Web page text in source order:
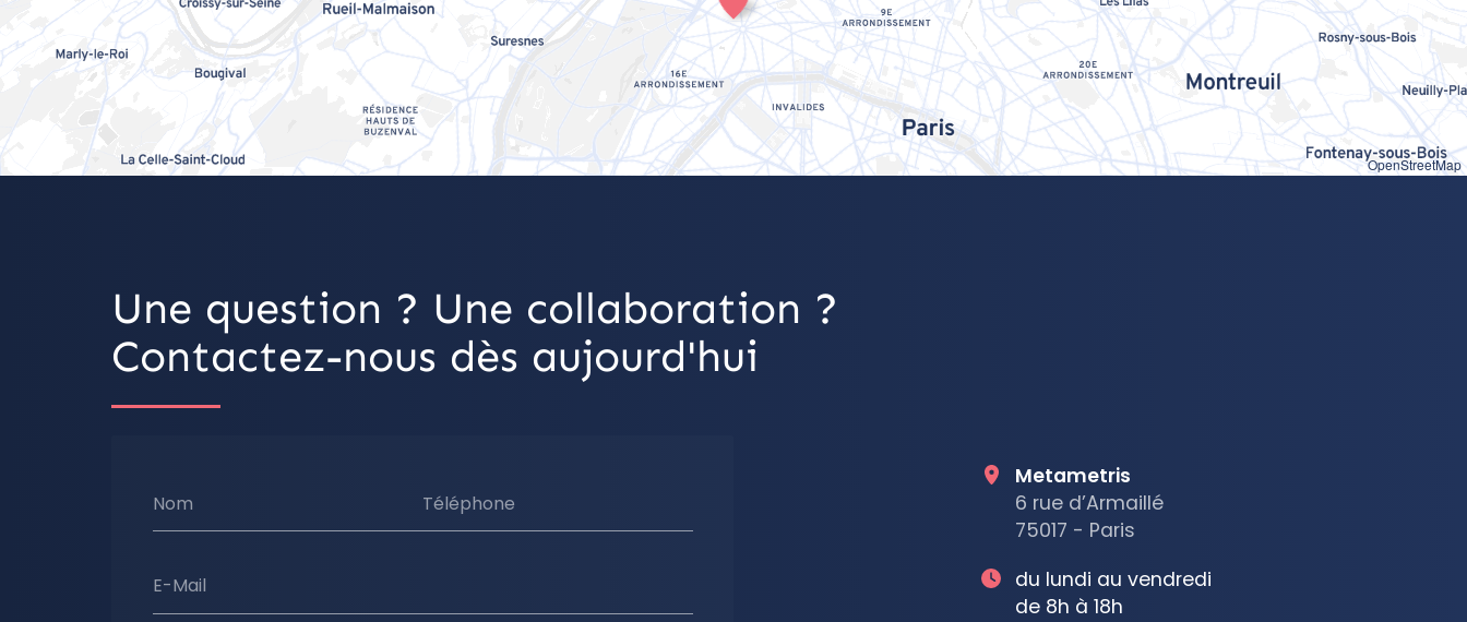
OpenStreetMap
Une question ? Une collaboration ?
Contactez-nous dès aujourd'hui
Nom Téléphone
E-Mail
Metametris
6 rue d’Armaillé
75017 - Paris
du lundi au vendredi
de 8h à 18h